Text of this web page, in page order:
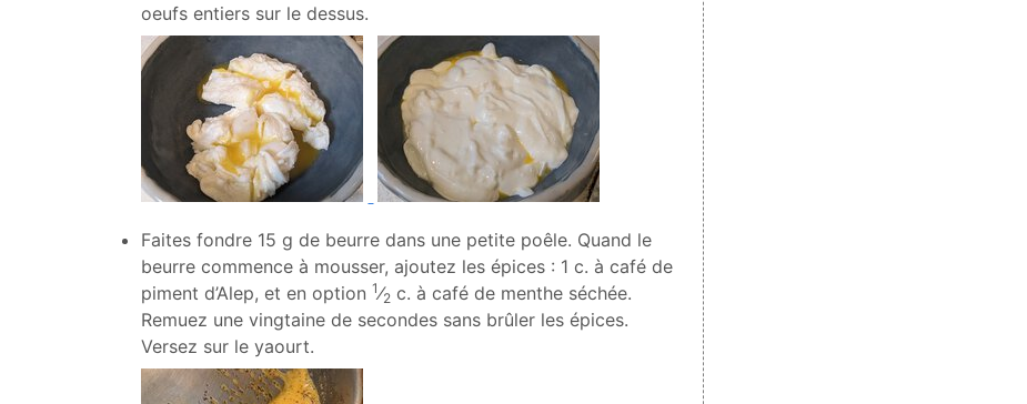
oeufs entiers sur le dessus.
Faites fondre 15 g de beurre dans une petite poêle. Quand le
beurre commence à mousser, ajoutez les épices : 1 c. à café de
piment d’Alep, et en option1⁄2 c. à café de menthe séchée.
Remuez une vingtaine de secondes sans brûler les épices.
Versez sur le yaourt.